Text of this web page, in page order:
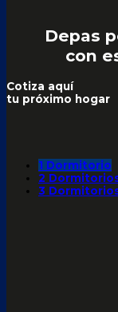
Depas
con
Cotiza aquí
tu próximo hogar
1 Dormitorio
2
3